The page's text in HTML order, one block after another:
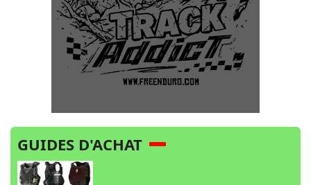
GUIDES D'ACHAT